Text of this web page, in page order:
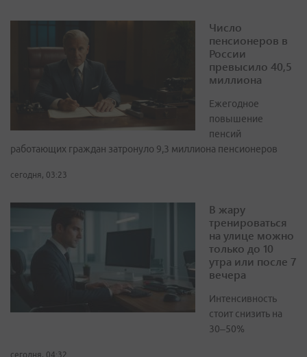
Число
пенсионеров в
России
превысило 40,5
миллиона
Ежегодное
повышение
пенсий
работающих граждан затронуло 9,3 миллиона пенсионеров
сегодня, 03:23
В жару
тренироваться
на улице можно
только до 10
утра или после 7
вечера
Интенсивность
стоит снизить на
30–50%
сегодня, 04:32